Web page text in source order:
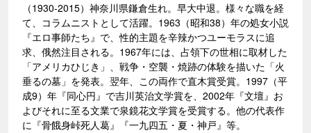
（1930-2015）神奈川県鎌倉生れ。早大中退。様々な職を経
て、コラムニストとして活躍。1963（昭和38）年の処女小説
『エロ事師たち』で、性的主題を辛辣かつユーモラスに追
求、俄然注目される。1967年には、占領下の世相に取材した
「アメリカひじき」、戦争・空襲・焼跡の体験を描いた「火
垂るの墓」を発表。翌年、この両作で直木賞受賞。1997（平
成9）年『同心円』で吉川英治文学賞を、2002年『文壇』お
よびそれに至る文業で泉鏡花文学賞を受賞する。他の代表作
に『骨餓身峠死人葛』『一九四五・夏・神戸』等。